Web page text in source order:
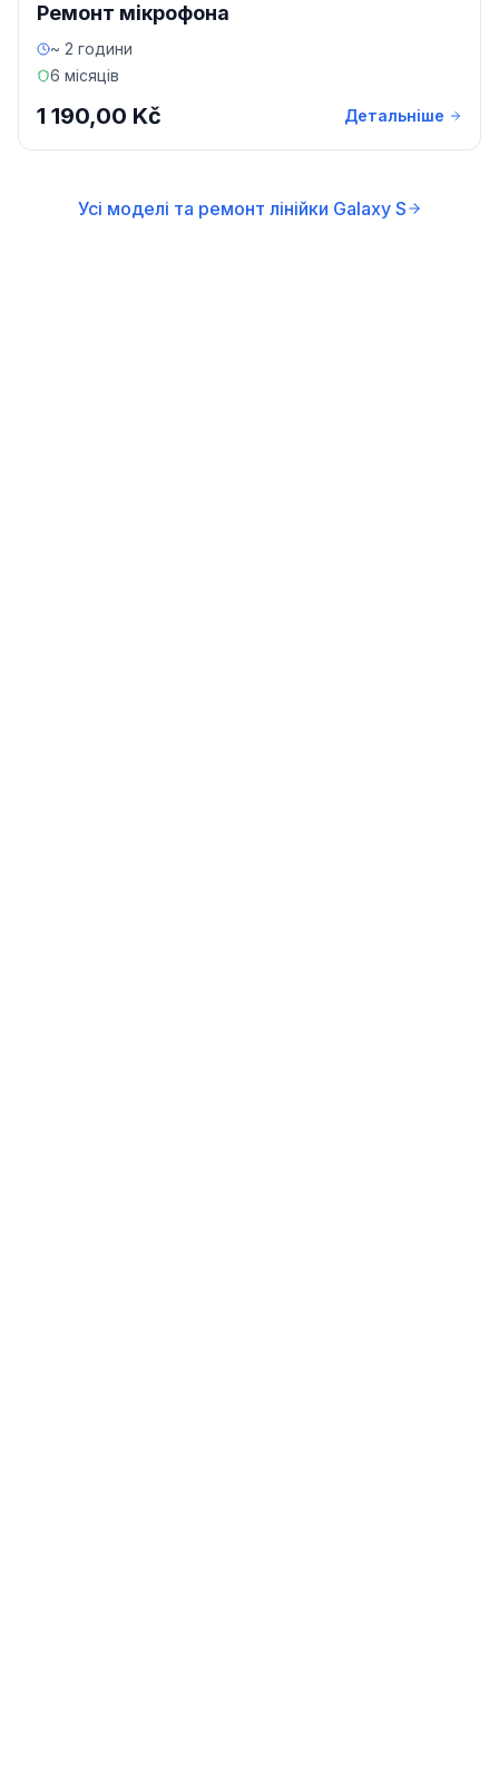
Ремонт мікрофона
~ 2 години
6 місяців
1 190,00 Kč Детальніше
Усі моделі та ремонт лінійки Galaxy S